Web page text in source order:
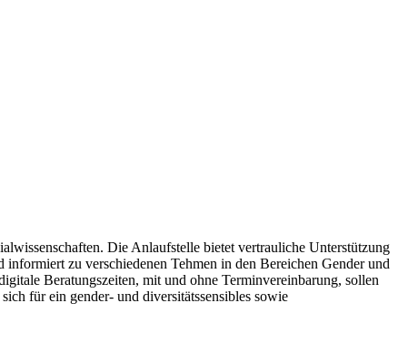
Die Anlaufstelle bietet vertrauliche Unterstützung
zu verschiedenen Tehmen in den Bereichen Gender und
Beratungszeiten, mit und ohne Terminvereinbarung, sollen
für ein gender- und diversitätssensibles sowie